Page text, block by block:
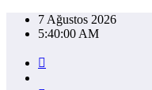
İçeriğe7 Ağustos 2026
5:40:00 AM